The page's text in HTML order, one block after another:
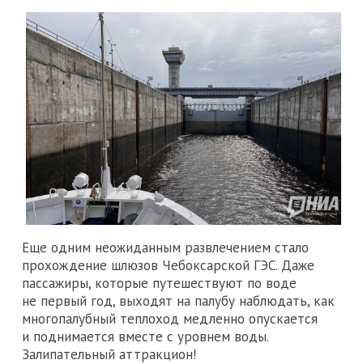
Еще одним неожиданным развлечением стало
прохождение шлюзов Чебоксарской ГЭС. Даже
пассажиры, которые путешествуют по воде
не первый год, выходят на палубу наблюдать, как
многопалубный теплоход медленно опускается
и поднимается вместе с уровнем воды.
Залипательный аттракцион!